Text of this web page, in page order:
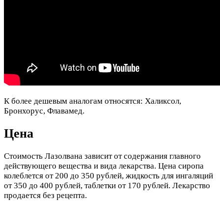
К более дешевым аналогам относятся: Халиксол,
Бронхорус, Флавамед.
Цена
Стоимость Лазолвана зависит от содержания главного
действующего вещества и вида лекарства. Цена сиропа
колеблется от 200 до 350 рублей, жидкость для ингаляций
от 350 до 400 рублей, таблетки от 170 рублей. Лекарство
продается без рецепта.